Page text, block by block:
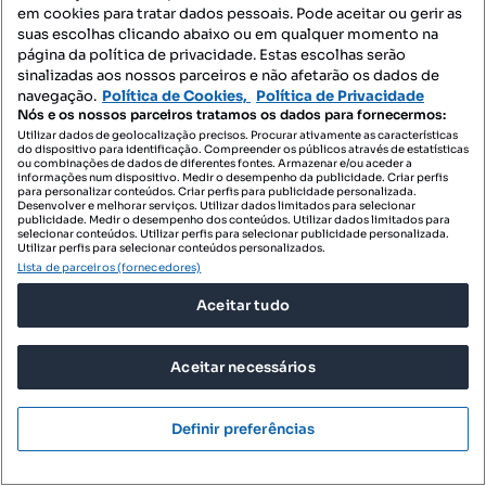
2 100 000 €8898,31 €/m²
Exclusiva moradia T3 com vista mar. Uma jóia está
à sua espera na Calh
Estreito da Calheta, Calheta, Ilha da Madeira
T3
Preço por metro quadrado
236 m²
em cookies para tratar dados pessoais. Pode aceitar ou gerir as
suas escolhas clicando abaixo ou em qualquer momento na
página da política de privacidade. Estas escolhas serão
sinalizadas aos nossos parceiros e não afetarão os dados de
navegação. Política de Cookies, Política de Privacidade
Nós e os nossos parceiros tratamos os dados para fornecermos:
Utilizar dados de geolocalização precisos. Procurar ativamente as características
do dispositivo para identificação. Compreender os públicos através de estatísticas
ou combinações de dados de diferentes fontes. Armazenar e/ou aceder a
informações num dispositivo. Medir o desempenho da publicidade. Criar perfis
para personalizar conteúdos. Criar perfis para publicidade personalizada.
Desenvolver e melhorar serviços. Utilizar dados limitados para selecionar
publicidade. Medir o desempenho dos conteúdos. Utilizar dados limitados para
selecionar conteúdos. Utilizar perfis para selecionar publicidade personalizada.
Utilizar perfis para selecionar conteúdos personalizados.
Lista de parceiros (fornecedores)
Aceitar tudo
Aceitar necessários
Definir preferências